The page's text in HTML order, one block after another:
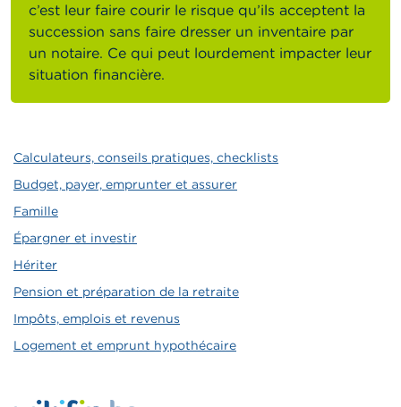
c’est leur faire courir le risque qu’ils acceptent la
succession sans faire dresser un inventaire par
un notaire. Ce qui peut lourdement impacter leur
situation financière.
Calculateurs, conseils pratiques, checklists
Budget, payer, emprunter et assurer
Famille
Épargner et investir
Hériter
Pension et préparation de la retraite
Impôts, emplois et revenus
Logement et emprunt hypothécaire